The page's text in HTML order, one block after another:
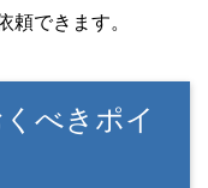
頼できます。
べきポイ